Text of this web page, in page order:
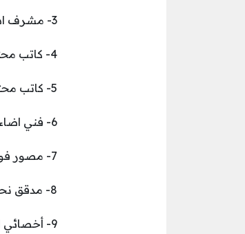
3- مشرف استديو.
4- كاتب محتوى ابداعي.
5- كاتب محتوى لغة إنجليزية.
6- فني اضاءة.
7- مصور فوتوغرافي.
8- مدقق نحوي ولغوي.
9- أخصائي الموارد البشرية.